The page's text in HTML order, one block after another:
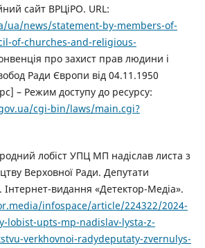
сайт ВРЦіРО. URL:
ua/news/statement-by-members-of-
of-churches-and-religious-
про захист прав людини і
Ради Європи від 04.11.1950
– Режим доступу до ресурсу:
cgi-bin/laws/main.cgi?
лобіст УПЦ МП надіслав листа з
Верховної Ради. Депутати
видання «Детектор-Медіа».
infospace/article/224322/2024-
lobist-upts-mp-nadislav-lysta-z-
verkhovnoi-radydeputaty-zvernulys-